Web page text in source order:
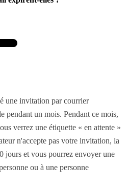
une invitation par courrier
pendant un mois. Pendant ce mois,
verrez une étiquette « en attente »
n'accepte pas votre invitation, la
jours et vous pourrez envoyer une
ou à une personne